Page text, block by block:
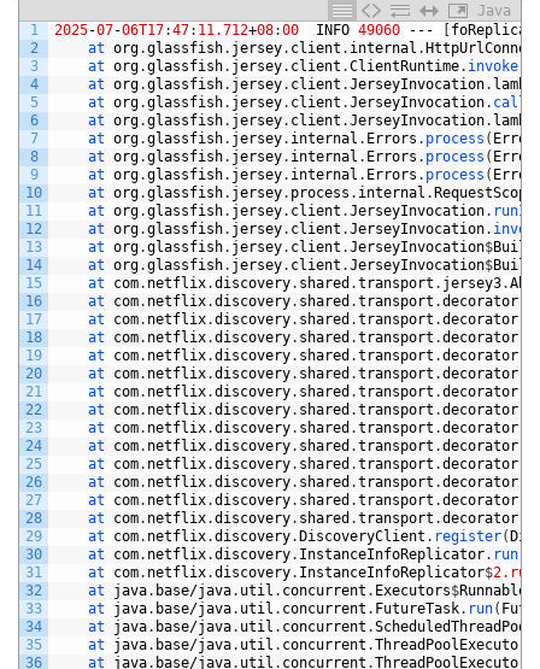
Java
1
2
3
4
5
6
7
8
9
10
11
12
13
14
15
16
17
18
19
20
21
22
23
24
25
26
27
28
29
30
31
32
33
34
35
36
2025-07-06T17:47: 11.712+08:00 INFO 49060 --- [
at org.glassfish. jersey. client . internal .
at org.glassfish. jersey. client .ClientRuntime. invoke
at org.glassfish. jersey. client .JerseyInvocation.
at org.glassfish. jersey. client .JerseyInvocation. call
at org.glassfish. jersey. client .JerseyInvocation.
at org.glassfish. jersey. internal . Errors . process (
at org.glassfish. jersey. internal . Errors . process (
at org.glassfish. jersey. internal . Errors . process (
at org.glassfish. jersey. process . internal .RequestScope
at org.glassfish. jersey. client .JerseyInvocation.
at org.glassfish. jersey. client .JerseyInvocation.
at org.glassfish. jersey. client .JerseyInvocation$
at org.glassfish. jersey. client .JerseyInvocation$
at com. netflix.discovery. shared .transport . jersey3.
at com. netflix.discovery. shared .transport .decorator
at com. netflix.discovery. shared .transport .decorator
at com. netflix.discovery. shared .transport .decorator
at com. netflix.discovery. shared .transport .decorator
at com. netflix.discovery. shared .transport .decorator
at com. netflix.discovery. shared .transport .decorator
at com. netflix.discovery. shared .transport .decorator
at com. netflix.discovery. shared .transport .decorator
at com. netflix.discovery. shared .transport .decorator
at com. netflix.discovery. shared .transport .decorator
at com. netflix.discovery. shared .transport .decorator
at com. netflix.discovery. shared .transport .decorator
at com. netflix.discovery. shared .transport .decorator
at com. netflix.discovery.DiscoveryClient . register(
at com. netflix.discovery. InstanceInfoReplicator. run
at com. netflix.discovery. InstanceInfoReplicator$2.run
at java. base/java. util . concurrent . Executors$
at java. base/java. util . concurrent . FutureTask. run(
at java. base/java. util . concurrent .
at java. base/java. util . concurrent .ThreadPoolExecutor
at java. base/java. util . concurrent .ThreadPoolExecutor